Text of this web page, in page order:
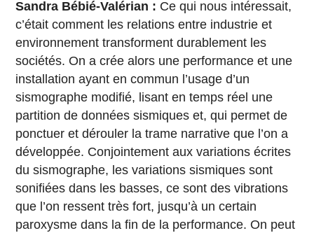
Sandra Bébié-Valérian : Ce qui nous intéressait,
c’était comment les relations entre industrie et
environnement transforment durablement les
sociétés. On a crée alors une performance et une
installation ayant en commun l’usage d’un
sismographe modifié, lisant en temps réel une
partition de données sismiques et, qui permet de
ponctuer et dérouler la trame narrative que l’on a
développée. Conjointement aux variations écrites
du sismographe, les variations sismiques sont
sonifiées dans les basses, ce sont des vibrations
que l’on ressent très fort, jusqu’à un certain
paroxysme dans la fin de la performance. On peut